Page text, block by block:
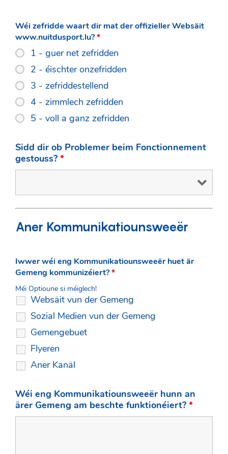
Wéi zefridde waart dir mat der offizieller Websäit
www.nuitdusport.lu?*
1 - guer net zefridden
2 - éischter onzefridden
3 - zefriddestellend
4 - zimmlech zefridden
5 - voll a ganz zefridden
Sidd dir ob Problemer beim Fonctionnement
gestouss? *
Aner Kommunikatiounsweeër
Iwwer wéi eng Kommunikatiounsweeër huet är
Gemeng kommunizéiert?*
Websäit vun der Gemeng
Sozial Medien vun der Gemeng
Gemengebuet
Flyeren
Aner Kanäl
Méi Optioune si méiglech!
Wéi eng Kommunikatiounsweeër hunn an
ärer Gemeng am beschte funktionéiert? *